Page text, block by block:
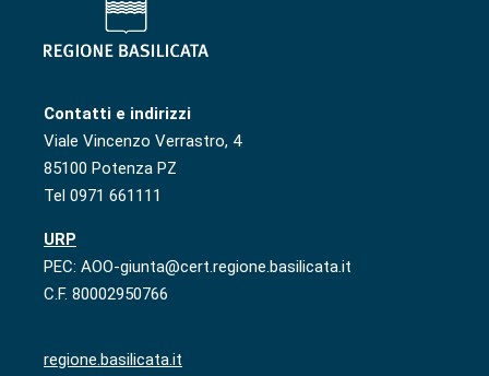
Contatti e indirizzi
Viale Vincenzo Verrastro, 4
85100 Potenza PZ
Tel 0971 661111
URP
PEC: AOO-giunta@cert.regione.basilicata.it
C.F. 80002950766
regione.basilicata.it